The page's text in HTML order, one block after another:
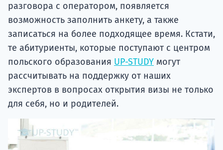
разговора с оператором, появляется
возможность заполнить анкету, а также
записаться на более подходящее время. Кстати,
те абитуриенты, которые поступают с центром
польского образования UP-STUDY могут
рассчитывать на поддержку от наших
экспертов в вопросах открытия визы не только
для себя, но и родителей.